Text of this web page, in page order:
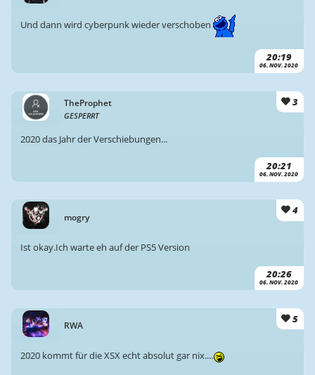
20:19
06. NOV. 2020
Und dann wird cyberpunk wieder verschoben
TheProphet
GESPERRT
3
20:21
06. NOV. 2020
2020 das Jahr der Verschiebungen...
mogry
4
20:26
06. NOV. 2020
Ist okay.Ich warte eh auf der PS5 Version
RWA
5
2020 kommt für die XSX echt absolut gar nix....